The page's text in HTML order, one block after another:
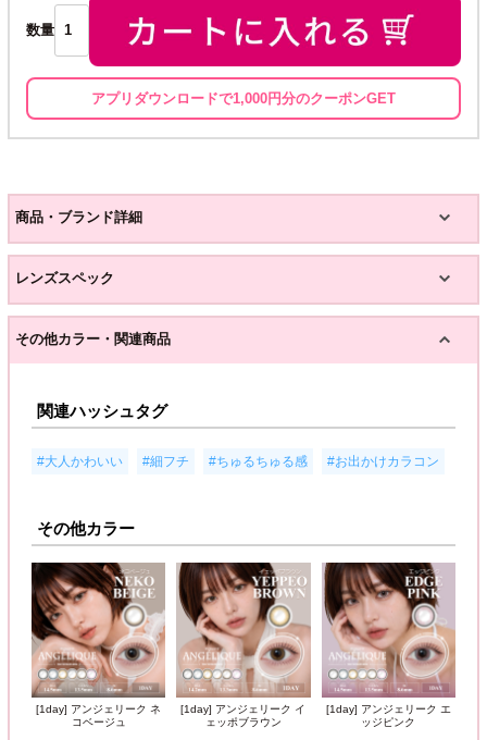
数量
アプリダウンロードで1,000円分のクーポンGET
商品・ブランド詳細
レンズスペック
その他カラー・関連商品
関連ハッシュタグ
#大人かわいい #細フチ #ちゅるちゅる感 #お出かけカラコン
その他カラー
[1day] アンジェリーク ネ
コベージュ
[1day] アンジェリーク イ
ェッポブラウン
[1day] アンジェリーク エ
ッジピンク